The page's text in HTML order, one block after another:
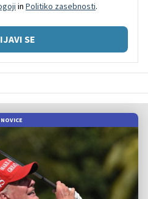
in Politiko zasebnosti.
SE
NOVICE